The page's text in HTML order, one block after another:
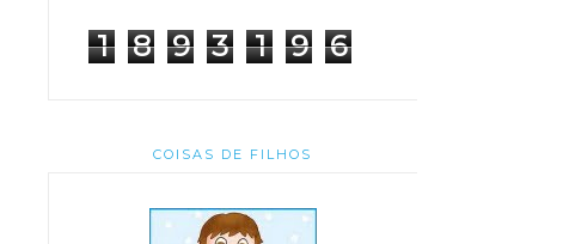
1 8 9 3 1 9 6
COISAS DE FILHOS